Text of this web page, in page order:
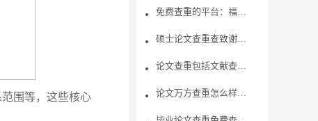
围等，这些核心
免费查重的平台：福昕论文查重
硕士论文查重查致谢？写硕士论文致谢时要注意些什么？
论文查重包括文献查重吗？
论文万方查重怎么样？论文查重只查正文吗？